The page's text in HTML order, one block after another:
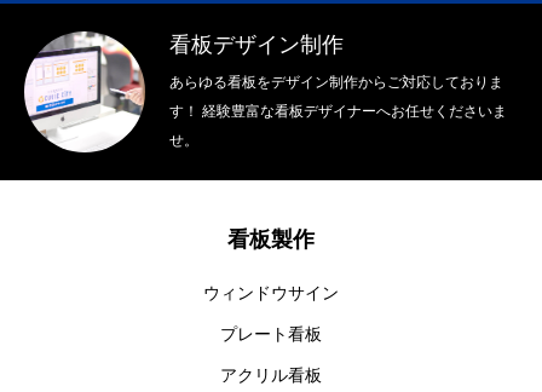
看板デザイン制作
あらゆる看板をデザイン制作からご対応しておりま
す！ 経験豊富な看板デザイナーへお任せくださいま
せ。
看板製作
ウィンドウサイン
プレート看板
アクリル看板